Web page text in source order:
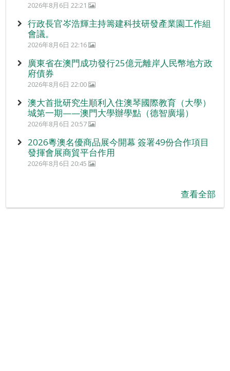
2026年8月6日 22:21
行政長官岑浩輝主持籌建科技研發產業園工作組
會議。
2026年8月6日 22:16
廣東省在澳門成功發行25億元離岸人民幣地方政
府債券
2026年8月6日 22:00
澳大首批研究生順利入住澳琴國際教育（大學）
城第一期——澳門大學辦學點（德智廣場）
2026年8月6日 20:57
2026粵澳名優商品展今開幕 簽署49份合作項目
發揮會展商貿平台作用
2026年8月6日 20:45
查看全部